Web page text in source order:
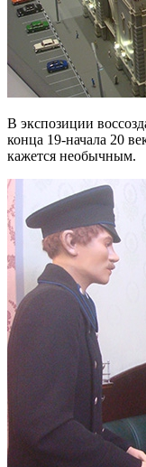
В экспозиции
конца 19-начала 20
кажется необычным.